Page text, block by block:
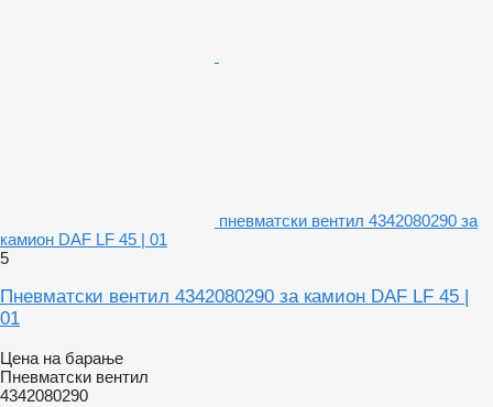
пневматски вентил 4342080290 за
камион DAF LF 45 | 01
5
Пневматски вентил 4342080290 за камион DAF LF 45 |
01
Цена на барање
Пневматски вентил
4342080290